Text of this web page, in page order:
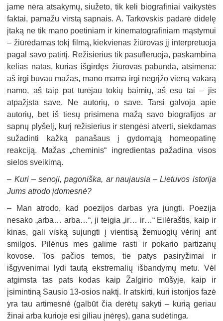
jame nėra atsakymų, siužeto, tik keli biografiniai vaikystės
faktai, pamažu virstą sapnais. A. Tarkovskis padarė didelę
įtaką ne tik mano poetiniam ir kinematografiniam mąstymui
– žiūrėdamas tokį filmą, kiekvienas žiūrovas jį interpretuoja
pagal savo patirtį. Režisierius tik pasufleruoja, paskambina
kelias natas, kurias išgirdęs žiūrovas pabunda, atsimena:
aš irgi buvau mažas, mano mama irgi negrįžo vieną vakarą
namo, aš taip pat turėjau tokių baimių, aš esu tai – jis
atpažįsta save. Ne autorių, o save. Tarsi galvoja apie
autorių, bet iš tiesų prisimena mažą savo biografijos ar
sapnų plyšelį, kurį režisierius ir stengėsi atverti, siekdamas
sužadinti kažką panašaus į gydomąją homeopatinę
reakciją. Mažas „cheminis“ ingredientas pažadina visos
sielos sveikimą.
– Kuri – senoji, pagoniška, ar naujausia – Lietuvos istorija
Jums atrodo įdomesnė?
–
Man atrodo, kad poezijos darbas yra jungti. Poezija
nesako „arba… arba…“, ji teigia „ir… ir…“ Eilėraštis, kaip ir
kinas, gali viską sujungti į vientisą žemuogių vėrinį ant
smilgos. Pilėnus mes galime rasti ir pokario partizanų
kovose. Tos pačios temos, tie patys pasiryžimai ir
išgyvenimai lydi tautą ekstremalių išbandymų metu. Vėl
atgimsta tas pats kodas kaip Žalgirio mūšyje, kaip ir
įsimintiną Sausio 13-osios naktį. Ir atskirti, kuri istorijos fazė
yra tau artimesnė (galbūt čia derėtų sakyti – kurią geriau
žinai arba kurioje esi giliau įnėręs), gana sudėtinga.